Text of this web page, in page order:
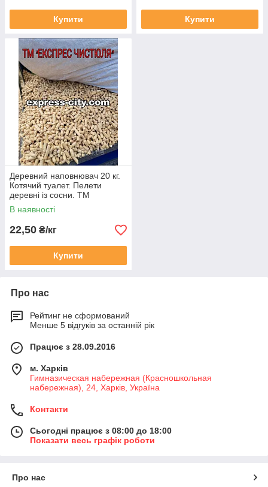
Купити Купити
Деревний наповнювач 20 кг.
Котячий туалет. Пелети
деревні із сосни. ТМ
"ЕКСПРЕС ЧИСТЮЛЯ"
паковання 20 кг.
В наявності
22,50 ₴/кг
Купити
Про нас
Рейтинг не сформований
Менше 5 відгуків за останній рік
Працює з 28.09.2016
м. Харків
Гимназическая набережная (Красношкольная
набережная), 24, Харків, Україна
Контакти
Сьогодні працює з 08:00 до 18:00
Показати весь графік роботи
Про нас